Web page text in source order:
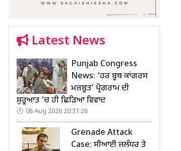
Latest News
Punjab Congress
News: ‘ਹਰ ਬੂਥ ਕਾਂਗਰਸ
ਮਜ਼ਬੂਤ’ ਪ੍ਰੋਗਰਾਮ ਦੀ
ਸ਼ੁਰੂਆਤ ’ਚ ਹੀ ਛਿੜਿਆ ਵਿਵਾਦ
08 Aug 2026 20:31:26
Grenade Attack
Case: ਸੀਆਈ ਜਲੰਧਰ ਤੇ